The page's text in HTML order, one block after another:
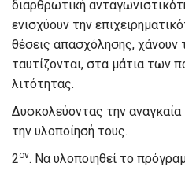
διαρθρωτική
ενισχύουν την
θέσεις απασχόλησης, χάνουν
ταυτίζονται, στα μάτια των
λιτότητας.
Δυσκολεύοντας την αναγκαία
την υλοποίησή τους.
2ον. Να υλοποιηθεί το